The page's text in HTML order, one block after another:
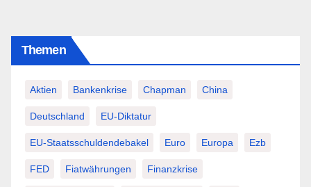
Themen
Aktien Bankenkrise Chapman China
Deutschland EU-Diktatur
EU-Staatsschuldendebakel Euro Europa Ezb
FED Fiatwährungen Finanzkrise